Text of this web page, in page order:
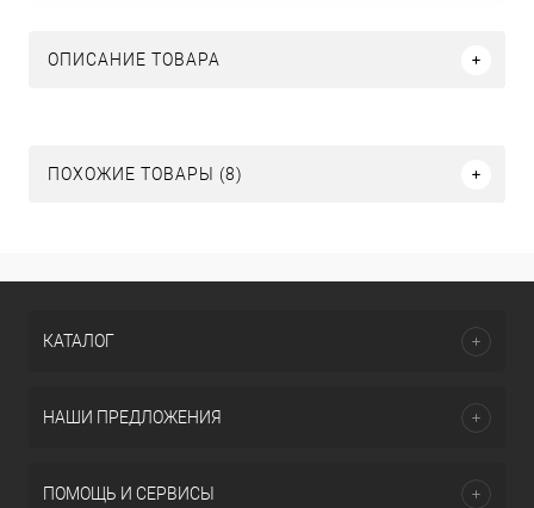
ОПИСАНИЕ ТОВАРА
ПОХОЖИЕ ТОВАРЫ (8)
КАТАЛОГ
НАШИ ПРЕДЛОЖЕНИЯ
ПОМОЩЬ И СЕРВИСЫ